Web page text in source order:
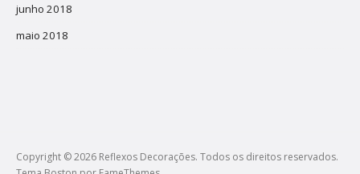
junho 2018
maio 2018
Copyright © 2026 Reflexos Decorações. Todos os direitos reservados.